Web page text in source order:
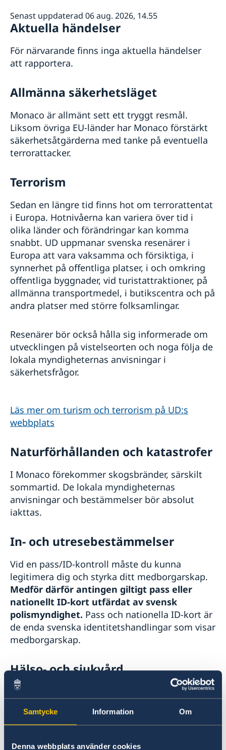
Samtycke Information Om
Denna webbplats använder cookies
Senast uppdaterad 06 aug. 2026, 14.55
Aktuella händelser
För närvarande finns inga aktuella händelser
att rapportera.
Allmänna säkerhetsläget
Monaco är allmänt sett ett tryggt resmål.
Liksom övriga EU-länder har Monaco förstärkt
säkerhetsåtgärderna med tanke på eventuella
terrorattacker.
Terrorism
Sedan en längre tid finns hot om terrorattentat
i Europa. Hotnivåerna kan variera över tid i
olika länder och förändringar kan komma
snabbt. UD uppmanar svenska resenärer i
Europa att vara vaksamma och försiktiga, i
synnerhet på offentliga platser, i och omkring
offentliga byggnader, vid turistattraktioner, på
allmänna transportmedel, i butikscentra och på
andra platser med större folksamlingar.
Resenärer bör också hålla sig informerade om
utvecklingen på vistelseorten och noga följa de
lokala myndigheternas anvisningar i
säkerhetsfrågor.
Läs mer om turism och terrorism på UD:s
webbplats
Naturförhållanden och katastrofer
I Monaco förekommer skogsbränder, särskilt
sommartid. De lokala myndigheternas
anvisningar och bestämmelser bör absolut
iakttas.
In- och utresebestämmelser
Vid en pass/ID-kontroll måste du kunna
legitimera dig och styrka ditt medborgarskap.
Medför därför antingen giltigt pass eller
nationellt ID-kort utfärdat av svensk
polismyndighet. Pass och nationella ID-kort är
de enda svenska identitetshandlingar som visar
medborgarskap.
Hälso- och sjukvård
Ta med det Europeiska
inskriven i svensk försäkringskassa. Du har då
rätt till akut sjukvård när du vistas i annat
EU/EES-land. Kostnad för sjuktransport till